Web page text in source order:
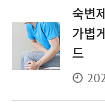
숙변
가볍
드